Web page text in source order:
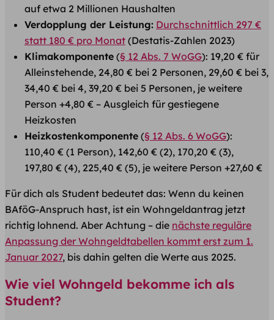
auf etwa 2 Millionen Haushalten
Verdopplung der Leistung: Durchschnittlich 297 €
statt 180 € pro Monat (Destatis-Zahlen 2023)
Klimakomponente (§ 12 Abs. 7 WoGG): 19,20 € für
Alleinstehende, 24,80 € bei 2 Personen, 29,60 € bei 3,
34,40 € bei 4, 39,20 € bei 5 Personen, je weitere
Person +4,80 € – Ausgleich für gestiegene
Heizkosten
Heizkostenkomponente (§ 12 Abs. 6 WoGG):
110,40 € (1 Person), 142,60 € (2), 170,20 € (3),
197,80 € (4), 225,40 € (5), je weitere Person +27,60 €
Für dich als Student bedeutet das: Wenn du keinen
BAföG-Anspruch hast, ist ein Wohngeldantrag jetzt
richtig lohnend. Aber Achtung – die nächste reguläre
Anpassung der Wohngeldtabellen kommt erst zum 1.
Januar 2027, bis dahin gelten die Werte aus 2025.
Wie viel Wohngeld bekomme ich als
Student?